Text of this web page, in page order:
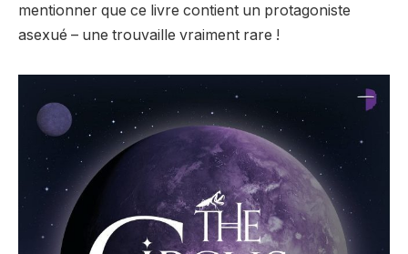
mentionner que ce livre contient un protagoniste
asexué – une trouvaille vraiment rare !